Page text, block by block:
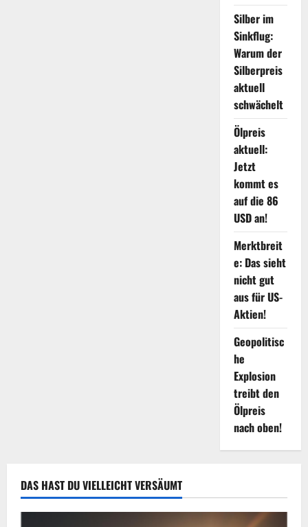
Silber im
Sinkflug:
Warum der
Silberpreis
aktuell
schwächelt
Ölpreis
aktuell:
Jetzt
kommt es
auf die 86
USD an!
Merktbreit
e: Das sieht
nicht gut
aus für US-
Aktien!
Geopolitisc
he
Explosion
treibt den
Ölpreis
nach oben!
DAS HAST DU VIELLEICHT VERSÄUMT